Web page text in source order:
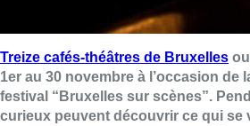
Treize cafés-théâtres de Bruxelles
1er au 30 novembre à l’occasion de
festival “Bruxelles sur scènes”.
curieux peuvent découvrir ce qui se